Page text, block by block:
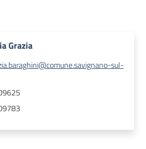
Grazia
sul-